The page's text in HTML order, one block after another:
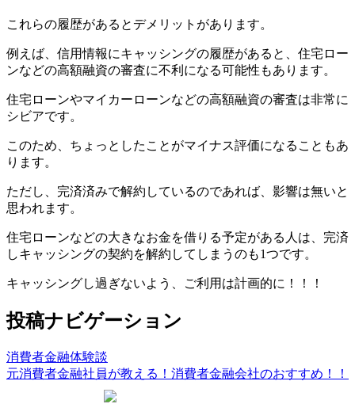
これらの履歴があるとデメリットがあります。
例えば、信用情報にキャッシングの履歴があると、住宅ロー
ンなどの高額融資の審査に不利になる可能性もあります。
住宅ローンやマイカーローンなどの高額融資の審査は非常に
シビアです。
このため、ちょっとしたことがマイナス評価になることもあ
ります。
ただし、完済済みで解約しているのであれば、影響は無いと
思われます。
住宅ローンなどの大きなお金を借りる予定がある人は、完済
しキャッシングの契約を解約してしまうのも1つです。
キャッシングし過ぎないよう、ご利用は計画的に！！！
投稿ナビゲーション
消費者金融体験談
元消費者金融社員が教える！消費者金融会社のおすすめ！！